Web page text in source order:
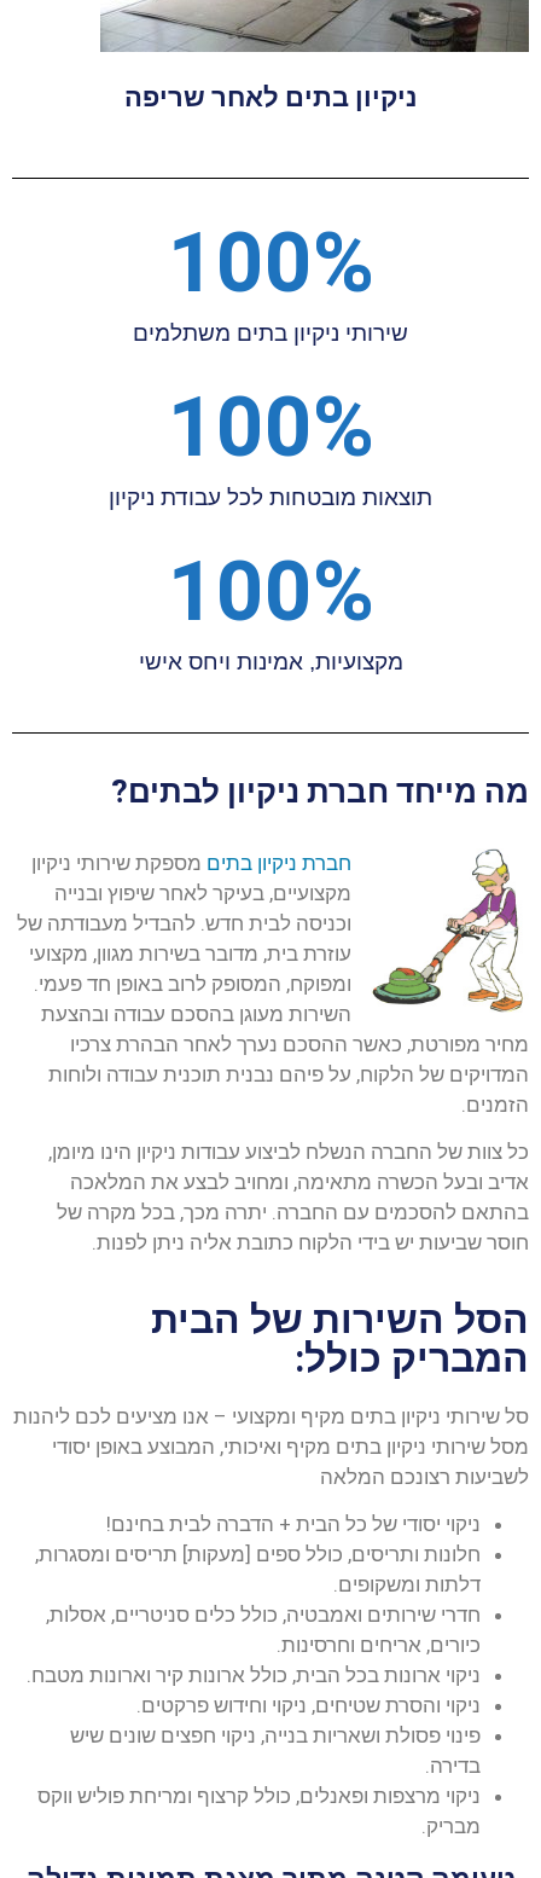
ניקיון בתים לאחר שריפה
שירותי ניקיון בתים משתלמים
%
100
תוצאות מובטחות לכל עבודת ניקיון
%
100
מקצועיות, אמינות ויחס אישי
%
100
מה מייחד חברת ניקיון לבתים?
חברת ניקיון בתים מספקת שירותי ניקיון
מקצועיים, בעיקר לאחר שיפוץ ובנייה
וכניסה לבית חדש. להבדיל מעבודתה של
עוזרת בית, מדובר בשירות מגוון, מקצועי
ומפוקח, המסופק לרוב באופן חד פעמי.
השירות מעוגן בהסכם עבודה ובהצעת
מחיר מפורטת, כאשר ההסכם נערך לאחר הבהרת צרכיו
המדויקים של הלקוח, על פיהם נבנית תוכנית עבודה ולוחות
הזמנים.
כל צוות של החברה הנשלח לביצוע עבודות ניקיון הינו מיומן,
אדיב ובעל הכשרה מתאימה, ומחויב לבצע את המלאכה
בהתאם להסכמים עם החברה. יתרה מכך, בכל מקרה של
חוסר שביעות יש בידי הלקוח כתובת אליה ניתן לפנות.
הסל השירות של הבית
המבריק כולל:
סל שירותי ניקיון בתים מקיף ומקצועי – אנו מציעים לכם ליהנות
מסל שירותי ניקיון בתים מקיף ואיכותי, המבוצע באופן יסודי
לשביעות רצונכם המלאה
ניקוי יסודי של כל הבית + הדברה לבית בחינם!
חלונות ותריסים, כולל ספים [מעקות] תריסים ומסגרות,
דלתות ומשקופים.
חדרי שירותים ואמבטיה, כולל כלים סניטריים, אסלות,
כיורים, אריחים וחרסינות.
ניקוי ארונות בכל הבית, כולל ארונות קיר וארונות מטבח.
ניקוי והסרת שטיחים, ניקוי וחידוש פרקטים.
פינוי פסולת ושאריות בנייה, ניקוי חפצים שונים שיש
בדירה.
ניקוי מרצפות ופאנלים, כולל קרצוף ומריחת פוליש ווקס
מבריק.